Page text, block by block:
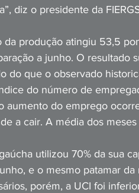
diz o presidente da
produção atingiu 53,5
a junho. O resultado
do que o observado
do número de
aumento do emprego
a cair. A média dos
utilizou 70% da sua
e o mesmo patamar da
porém, a UCI foi